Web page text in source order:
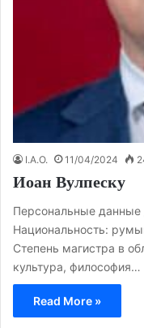
I.A.O. 11/04/2024
Иоан Вулпеску
Персональные
Национальность:
Степень магистра в
культура, философия…
Read More »